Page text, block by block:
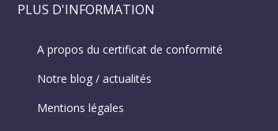
PLUS D'INFORMATION
A propos du certificat de conformité
Notre blog / actualités
Mentions légales